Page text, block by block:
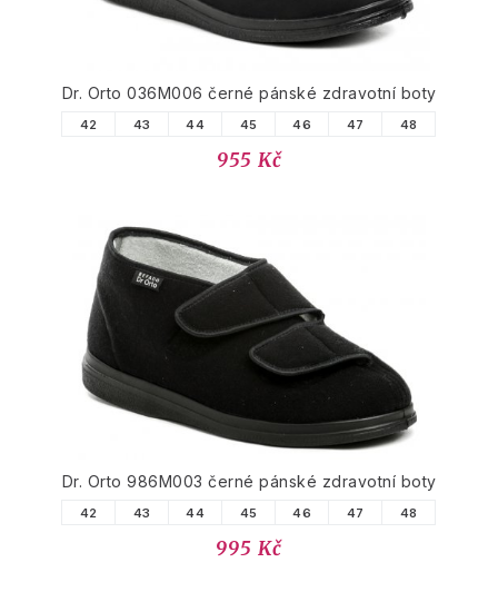
Dr. Orto 036M006 černé pánské zdravotní boty
42 43 44 45 46 47 48
955 Kč
Dr. Orto 986M003 černé pánské zdravotní boty
42 43 44 45 46 47 48
995 Kč